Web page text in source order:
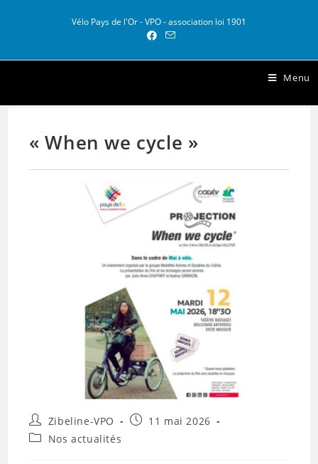
Vélo Pays de l'Or - VPO - association loi 1901
Menu
« When we cycle »
Zibeline-VPO
11 mai 2026
Nos actualités